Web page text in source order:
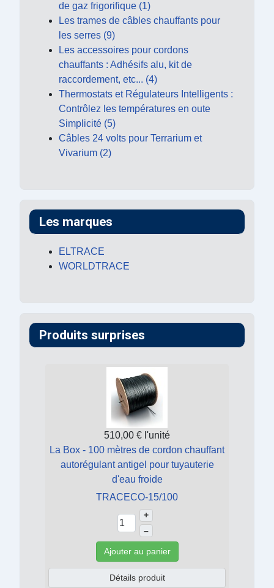
de gaz frigorifique (1)
Les trames de câbles chauffants pour
les serres (9)
Les accessoires pour cordons
chauffants : Adhésifs alu, kit de
raccordement, etc... (4)
Thermostats et Régulateurs Intelligents :
Contrôlez les températures en oute
Simplicité (5)
Câbles 24 volts pour Terrarium et
Vivarium (2)
Les marques
ELTRACE
WORLDTRACE
Produits surprises
510,00 € l'unité
La Box - 100 mètres de cordon chauffant
autorégulant antigel pour tuyauterie
d'eau froide
TRACECO-15/100
+
–
Ajouter au panier
Détails produit